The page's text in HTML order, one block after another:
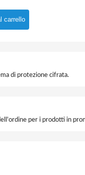
4x4 quantità
carrello
di protezione cifrata.
per i prodotti in